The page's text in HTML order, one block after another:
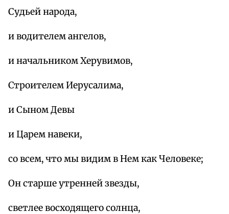
Судьей народа,
и водителем ангелов,
и начальником Херувимов,
Строителем Иерусалима,
и Сыном Девы
и Царем навеки,
со всем, что мы видим в Нем как Человеке;
Он старше утренней звезды,
светлее восходящего солнца,